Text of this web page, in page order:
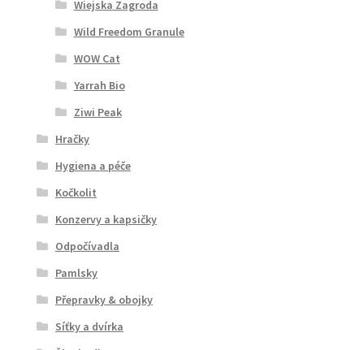
Wiejska Zagroda
Wild Freedom Granule
WOW Cat
Yarrah Bio
Ziwi Peak
Hračky
Hygiena a péče
Kočkolit
Konzervy a kapsičky
Odpočívadla
Pamlsky
Přepravky & obojky
Síťky a dvírka